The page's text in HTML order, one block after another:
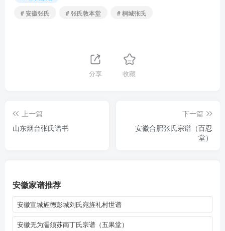
# 安徽张氏
# 张氏敦本堂 # 桐城张氏
分享 收藏
上一篇
山东烟台张氏谱书
下一篇
安徽合肥张氏宗谱（百忍
堂）
安徽家谱推荐
安徽宣城旌德彭城刘氏宛旌礼村世谱
安徽无为濡须苏南丁氏宗谱（五果堂）